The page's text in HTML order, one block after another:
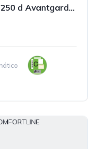
MERCEDES-BENZ Clase V 250 d Avantgarde Largo